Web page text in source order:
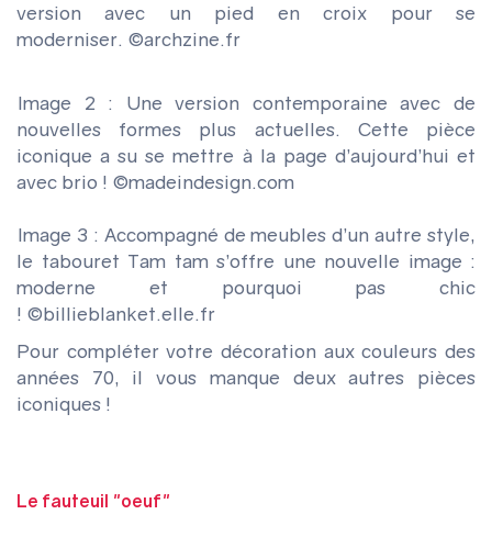
version avec un pied en croix pour se
moderniser. ©archzine.fr
Image 2 : Une version contemporaine avec de
nouvelles formes plus actuelles. Cette pièce
iconique a su se mettre à la page d’aujourd’hui et
avec brio ! ©madeindesign.com
Image 3 : Accompagné de meubles d’un autre style,
le tabouret Tam tam s’offre une nouvelle image :
moderne et pourquoi pas chic
! ©billieblanket.elle.fr
Pour compléter votre décoration aux couleurs des
années 70, il vous manque deux autres pièces
iconiques !
Le fauteuil "oeuf"